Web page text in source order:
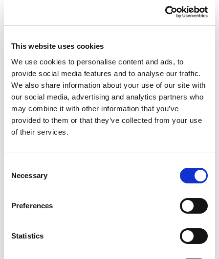
This website uses cookies
We use cookies to personalise content and ads, to
provide social media features and to analyse our traffic.
We also share information about your use of our site with
our social media, advertising and analytics partners who
may combine it with other information that you’ve
provided to them or that they’ve collected from your use
of their services.
Selection
Necessary
Preferences
Statistics
Rezerwacje online –
zarezerwuj mycie w
serwisie Multiwash!
dodajemy nowe miasta do naszego serwisu -
Zarezerwuj mycie!